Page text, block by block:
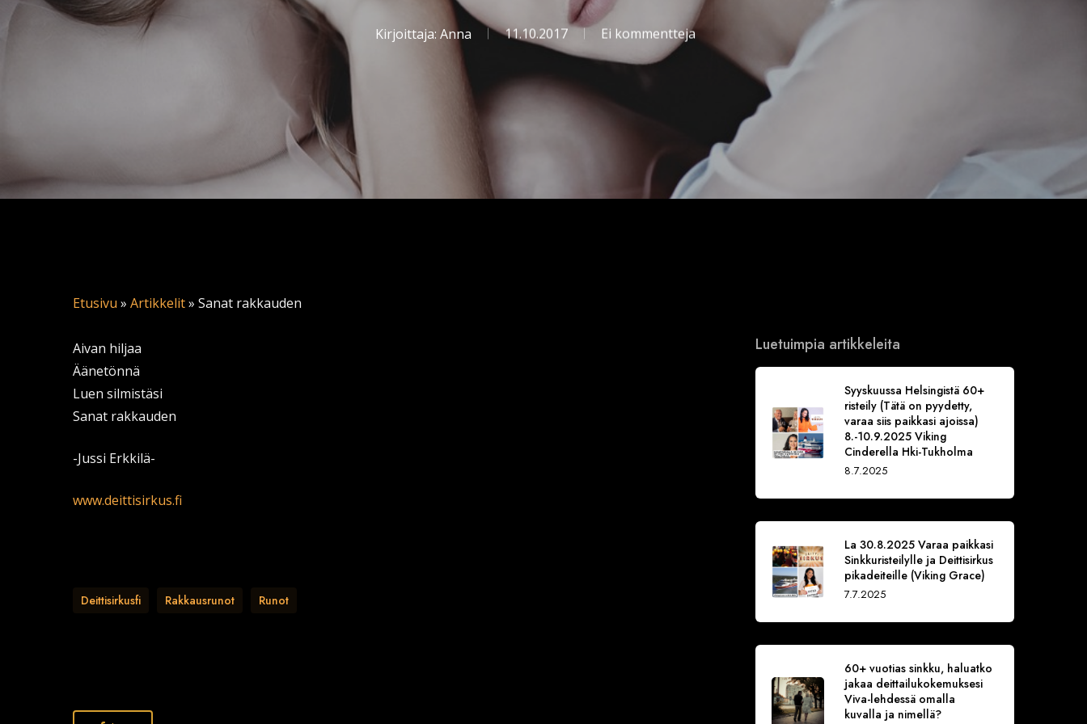
Kirjoittaja: Anna 11.10.2017 Ei kommentteja
Etusivu » Artikkelit» Sanat rakkauden
Aivan hiljaa
Äänetönnä
Luen silmistäsi
Sanat rakkauden
-Jussi Erkkilä-
www.deittisirkus.fi
Deittisirkusfi Rakkausrunot Runot
Luetuimpia artikkeleita
Syyskuussa Helsingistä 60+
risteily (Tätä on pyydetty,
varaa siis paikkasi ajoissa)
8.-10.9.2025 Viking
Cinderella Hki-Tukholma
8.7.2025
La 30.8.2025 Varaa paikkasi
Sinkkuristeilylle ja Deittisirkus
pikadeiteille (Viking Grace)
7.7.2025
60+ vuotias sinkku, haluatko
jakaa deittailukokemuksesi
Viva-lehdessä omalla
kuvalla ja nimellä?